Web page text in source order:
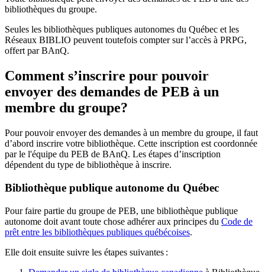
bibliothèques du groupe.
Seules les bibliothèques publiques autonomes du Québec et les
Réseaux BIBLIO peuvent toutefois compter sur l’accès à PRPG,
offert par BAnQ.
Comment s’inscrire pour pouvoir
envoyer des demandes de PEB à un
membre du groupe?
Pour pouvoir envoyer des demandes à un membre du groupe, il faut
d’abord inscrire votre bibliothèque. Cette inscription est coordonnée
par le l'équipe du PEB de BAnQ. Les étapes d’inscription
dépendent du type de bibliothèque à inscrire.
Bibliothèque publique autonome du Québec
Pour faire partie du groupe de PEB, une bibliothèque publique
autonome doit avant toute chose adhérer aux principes du Code de
prêt entre les bibliothèques publiques québécoises.
Elle doit ensuite suivre les étapes suivantes :